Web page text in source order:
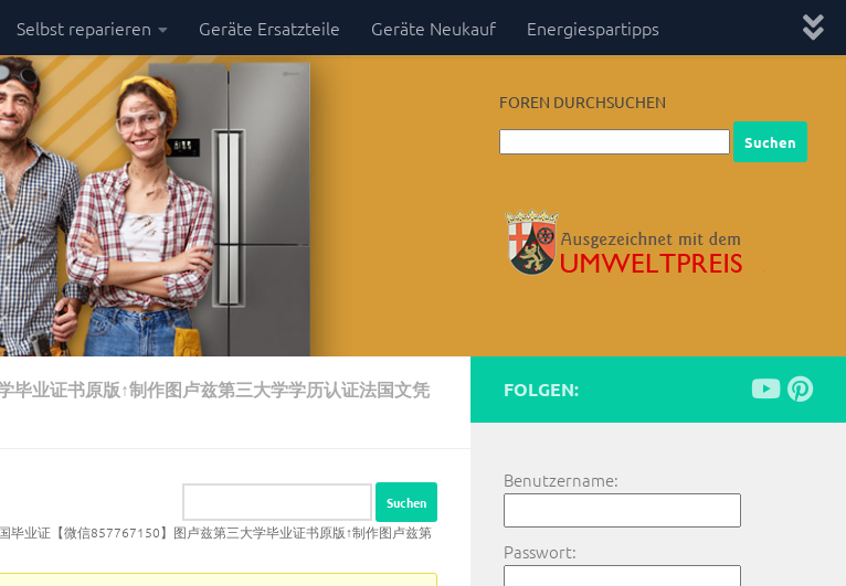
Selbst reparieren Geräte Ersatzteile Geräte Neukauf Energiespartipps
FOREN DURCHSUCHEN
毕业证书原版↑制作图卢兹第三大学学历认证法国文凭
毕业证【微信857767150】图卢兹第三大学毕业证书原版↑制作图卢兹第
FOLGEN:
Benutzername:
Passwort: